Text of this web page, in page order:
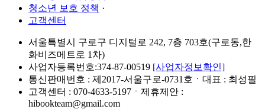
청소년 보호 정책 ·
고객센터
서울특별시 구로구 디지털로 242, 7층 703호(구로동,한
화비즈메트로 1차)
사업자등록번호:374-87-00519 [사업자정보확인]
통신판매번호 : 제2017-서울구로-0731호ㆍ대표 : 최성필
고객센터 : 070-4633-5197ㆍ제휴제안 :
hibookteam@gmail.com